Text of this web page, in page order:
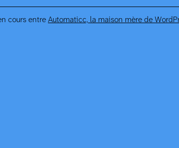
cours entre Automaticc, la maison mère de